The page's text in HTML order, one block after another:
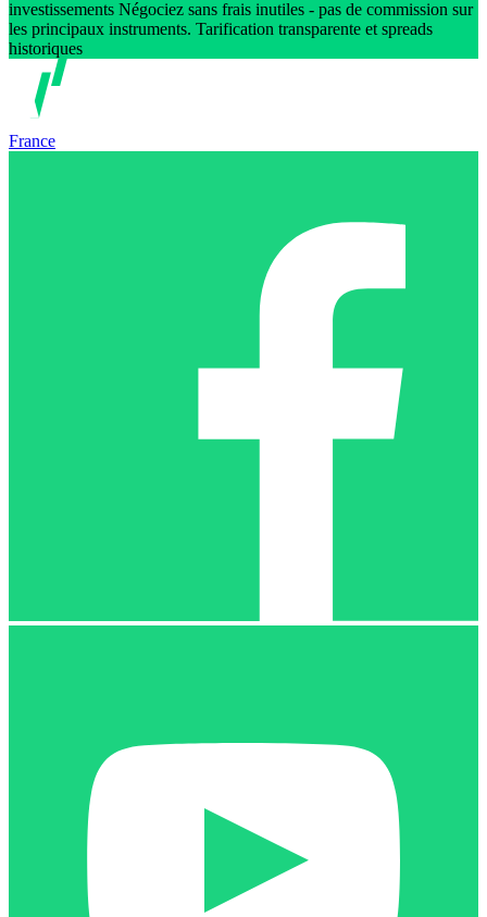
investissements Négociez sans frais inutiles - pas de commission sur
les principaux instruments. Tarification transparente et spreads
historiques
France